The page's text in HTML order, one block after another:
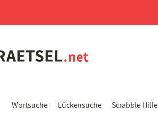
Wortsuche Lückensuche Scrabble Hilfe